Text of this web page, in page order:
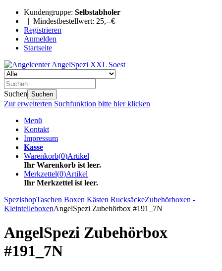
Kundengruppe: Selbstabholer
| Mindestbestellwert: 25,--€
Registrieren
Anmelden
Startseite
Suchen Suchen
Zur erweiterten Suchfunktion bitte hier klicken
Menü
Kontakt
Impressum
Kasse
Warenkorb(0)Artikel
Ihr Warenkorb ist leer.
Merkzettel(0)Artikel
Ihr Merkzettel ist leer.
SpezishopTaschen Boxen Kästen RucksäckeZubehörboxen -
KleinteileboxenAngelSpezi Zubehörbox #191_7N
AngelSpezi Zubehörbox
#191_7N